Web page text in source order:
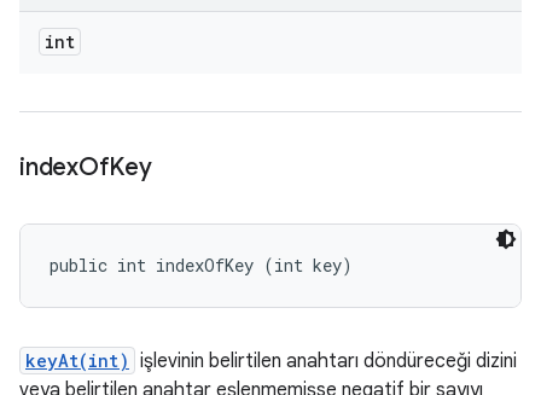
int
indexOfKey
public int indexOfKey (int key)
keyAt(int) işlevinin belirtilen anahtarı döndüreceği dizini
veya belirtilen anahtar eşlenmemişse negatif bir sayıyı